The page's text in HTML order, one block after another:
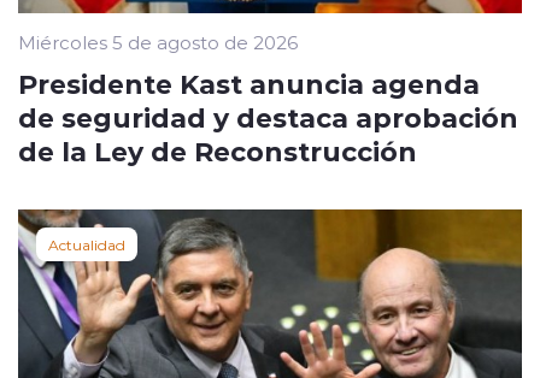
Miércoles 5 de agosto de 2026
Presidente Kast anuncia agenda
de seguridad y destaca aprobación
de la Ley de Reconstrucción
Actualidad